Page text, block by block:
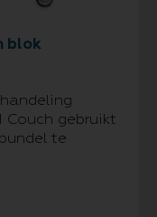
blok
Couch gebruikt
te